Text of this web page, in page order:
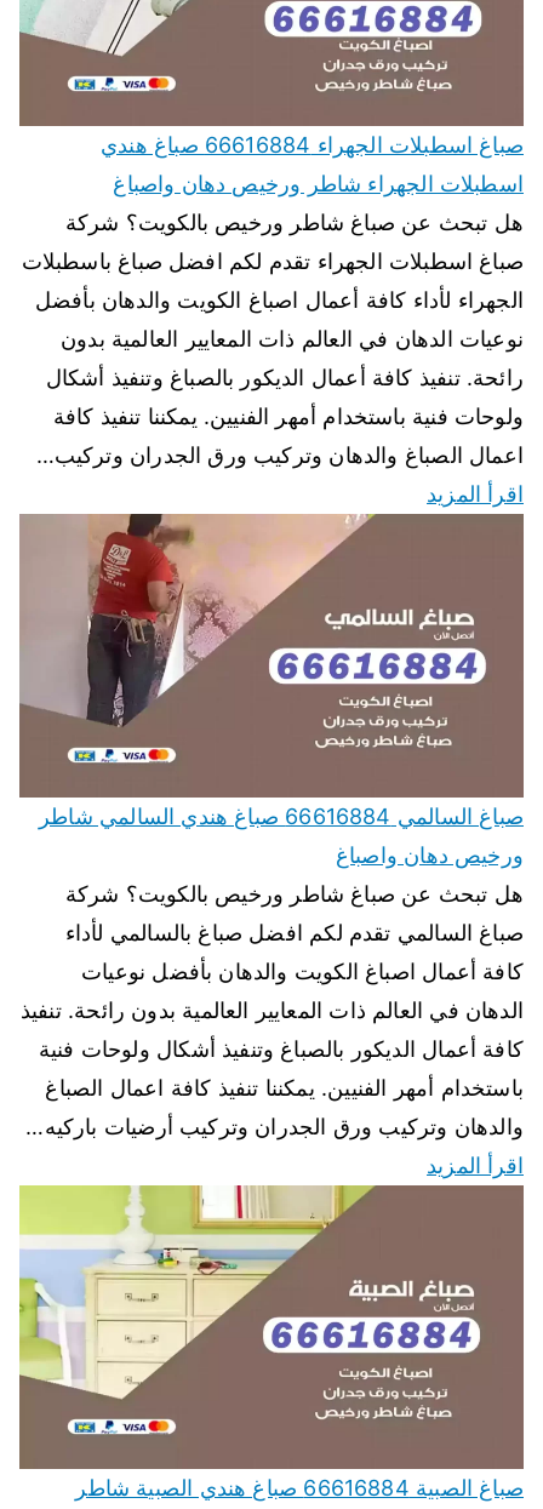
صباغ اسطبلات الجهراء 66616884 صباغ هندي
اسطبلات الجهراء شاطر ورخيص دهان واصباغ
هل تبحث عن صباغ شاطر ورخيص بالكويت؟ شركة
صباغ اسطبلات الجهراء تقدم لكم افضل صباغ باسطبلات
الجهراء لأداء كافة أعمال اصباغ الكويت والدهان بأفضل
نوعيات الدهان في العالم ذات المعايير العالمية بدون
رائحة. تنفيذ كافة أعمال الديكور بالصباغ وتنفيذ أشكال
ولوحات فنية باستخدام أمهر الفنيين. يمكننا تنفيذ كافة
اعمال الصباغ والدهان وتركيب ورق الجدران وتركيب…
اقرأ المزيد
صباغ السالمي 66616884 صباغ هندي السالمي شاطر
ورخيص دهان واصباغ
هل تبحث عن صباغ شاطر ورخيص بالكويت؟ شركة
صباغ السالمي تقدم لكم افضل صباغ بالسالمي لأداء
كافة أعمال اصباغ الكويت والدهان بأفضل نوعيات
الدهان في العالم ذات المعايير العالمية بدون رائحة. تنفيذ
كافة أعمال الديكور بالصباغ وتنفيذ أشكال ولوحات فنية
باستخدام أمهر الفنيين. يمكننا تنفيذ كافة اعمال الصباغ
والدهان وتركيب ورق الجدران وتركيب أرضيات باركيه…
اقرأ المزيد
صباغ الصبية 66616884 صباغ هندي الصبية شاطر